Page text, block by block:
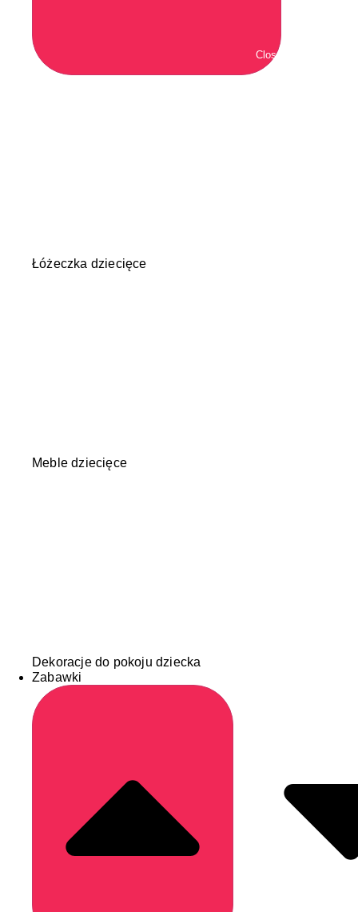
Close Meble i decor
Łóżeczka dziecięce
Meble dziecięce
Dekoracje do pokoju dziecka
Zabawki